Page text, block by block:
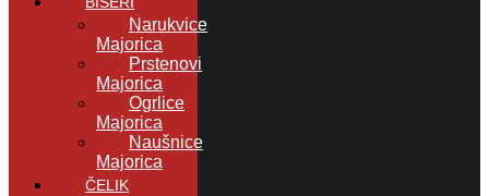
Narukvice
Majorica
Prstenovi
Majorica
Ogrlice
Majorica
Naušnice
Majorica
ČELIK